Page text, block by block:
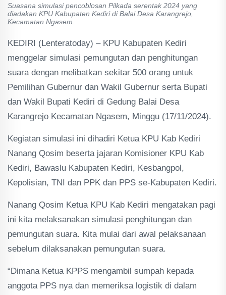
Suasana simulasi pencoblosan Pilkada serentak 2024 yang
diadakan KPU Kabupaten Kediri di Balai Desa Karangrejo,
Kecamatan Ngasem.
KEDIRI (Lenteratoday) – KPU Kabupaten Kediri
menggelar simulasi pemungutan dan penghitungan
suara dengan melibatkan sekitar 500 orang untuk
Pemilihan Gubernur dan Wakil Gubernur serta Bupati
dan Wakil Bupati Kediri di Gedung Balai Desa
Karangrejo Kecamatan Ngasem, Minggu (17/11/2024).
Kegiatan simulasi ini dihadiri Ketua KPU Kab Kediri
Nanang Qosim beserta jajaran Komisioner KPU Kab
Kediri, Bawaslu Kabupaten Kediri, Kesbangpol,
Kepolisian, TNI dan PPK dan PPS se-Kabupaten Kediri.
Nanang Qosim Ketua KPU Kab Kediri mengatakan pagi
ini kita melaksanakan simulasi penghitungan dan
pemungutan suara. Kita mulai dari awal pelaksanaan
sebelum dilaksanakan pemungutan suara.
“Dimana Ketua KPPS mengambil sumpah kepada
anggota PPS nya dan memeriksa logistik di dalam